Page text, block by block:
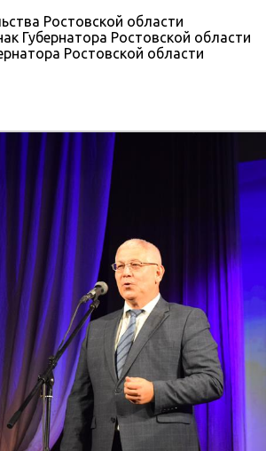
Ростовской области
Губернатора Ростовской области
Ростовской области